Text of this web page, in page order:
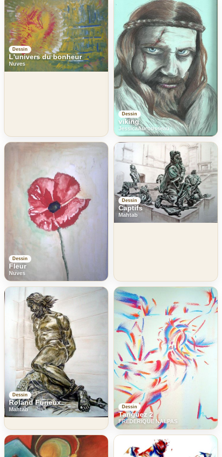
Dessin
L'univers du bonheur
Nuves
Dessin
viking
JessicaAurousseau
Dessin
Fleur
Nuves
Dessin
Captifs
Mahtab
Dessin
Roland Furieux
Mahtab Dessin
Tanguez 2
FREDERIQUE NALPAS